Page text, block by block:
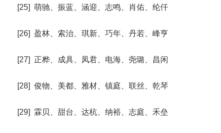
[25] 萌驰、振蓝、涵迎、志鸣、肖佑、纶仟
[26] 盈林、索治、琪新、巧年、丹若、峰亨
[27] 正桦、成具、凤君、电海、尧璐、昌闲
[28] 俊物、美都、雅材、镇庭、联丝、乾琴
[29] 霖贝、甜台、达杭、纳裕、志庭、禾垒